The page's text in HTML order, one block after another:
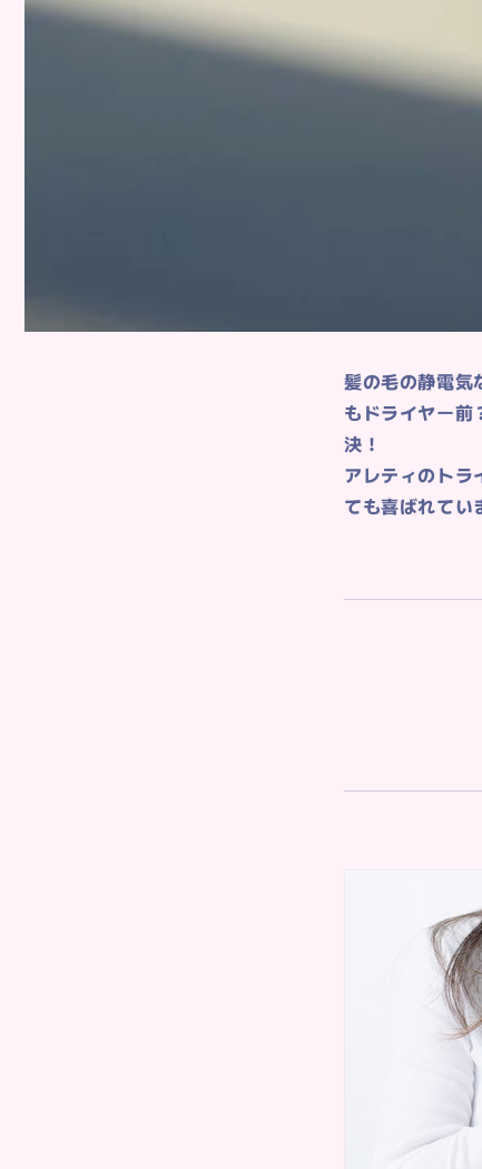
髪の毛の静電気
もドライヤー前
決！
アレティのト
ても喜ばれてい